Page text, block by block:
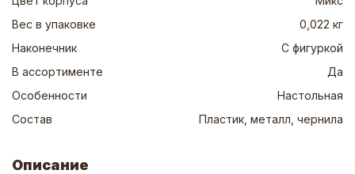
Вес в упаковке
0,022 кг
Наконечник
С фигуркой
В ассортименте
Да
Особенности
Настольная
Состав
Пластик, металл, чернила
Описание